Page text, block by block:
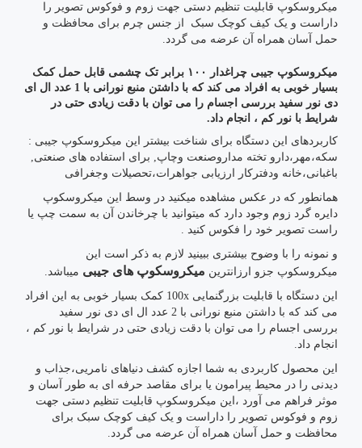
میکروسکوپ قابلیت تنظیم دستی جهت زوم و فوکوس تصویر را
داراست و یک کیف کوچک سبک از جنس چرم برای محافظت و
حمل آسان همراه آن عرضه می گردد.
میکروسکوپ جیبی چراغدار ۱۰۰ برابر تک چشمی قابل حمل کمک
بسیار خوبی به افراد می کند که با داشتن منبع نورانی با 1 عدد ال ای
دی نور سفید بررسی اجسام را می توان با دقت زیادی حتی در
شرایط با نور کم ، انجام داد.
کاربردهای این دستگاه برای شناخت بیشتر این میکروسکوپ جیبی :
سکه،مهر،دارو تخته مداروصنعت وچاپ, برای استفاده های صنعتی,
باغبانی،خانه ودفترکار ارزیابی جواهرات،تحصیلات وجغرافی
همانطور که در عکس مشاهده میکنید در وسط این میکروسکوپ
دایره گرد زوم وجود دارد که میتوانید با چرخاندن آن به سمت چپ یا
راست تصویر خود را فکوس کنید .
و نمونه را با وضوح بیشتری ببینید لازم به ذکر است این
میکروسکوپ جزو ارزانترین میکروسکوپ های جیبی میباشد.
این دستگاه با قابلیت بزرگنمایی 100x کمک بسیار خوبی به این افراد
می کند که با داشتن منبع نورانی با 2 عدد ال ای دی نور سفید
بررسی اجسام را می توان با دقت زیادی حتی در شرایط با نور کم ،
انجام داد.
این محصول کاربردی به شما اجازه کشف دنیاهای نامریی،جذاب و
دیدنی را در محیط پیرامون یا برای مقاصد حرفه ای به طور آسان و
موثر فراهم می آورد ،این میکروسکوپ قابلیت تنظیم دستی جهت
زوم و فوکوس تصویر را داراست و یک کیف کوچک سبک برای
محافظت و حمل آسان همراه آن عرضه می گردد.